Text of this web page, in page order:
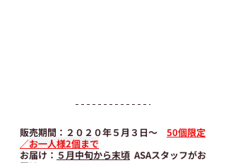
販売期間：２０２０年５月３日～ 50個限定
／お一人様2個まで
お届け： ５月中旬から末頃
  ASAスタッフがお